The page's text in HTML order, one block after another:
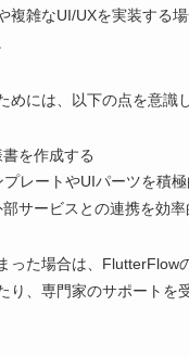
複雑なUI/UXを実装する
めには、以下の点を意識
を作成する
レートやUIパーツを積
サービスとの連携を効率
った場合は、FlutterFlow
り、専門家のサポートを